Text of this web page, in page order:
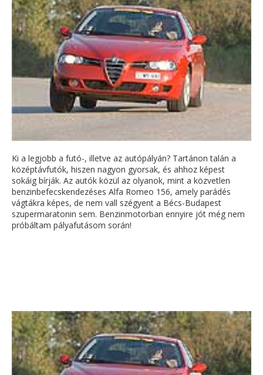
Ki a legjobb a futó-, illetve az autópályán? Tartánon talán a
középtávfutók, hiszen nagyon gyorsak, és ahhoz képest
sokáig bírják. Az autók közül az olyanok, mint a közvetlen
benzinbefecskendezéses Alfa Romeo 156, amely parádés
vágtákra képes, de nem vall szégyent a Bécs-Budapest
szupermaratonin sem. Benzinmotorban ennyire jót még nem
próbáltam pályafutásom során!